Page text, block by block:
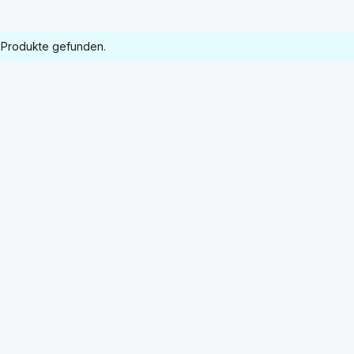
gefunden.